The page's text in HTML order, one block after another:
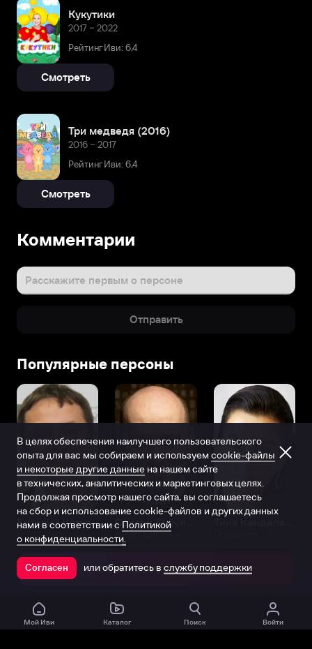
Кукутики
2017 – 2022
Рейтинг Иви: 6,4
Смотреть
Три медведя (2016)
2016 – 2017
Рейтинг Иви: 6,4
Смотреть
Комментарии
Расскажите первым о персоне
Отправить
Популярные персоны
Виталий Шляппо
Продюсер Актёр дубляжа
Открыть в приложении
Мой Иви Каталог Поиск Войти
В целях обеспечения наилучшего пользовательского
опыта для вас мы собираем и используем cookie-файлы
и некоторые другие данные на нашем сайте
в технических, аналитических и маркетинговых целях.
Продолжая просмотр нашего сайта, вы соглашаетесь
на сбор и использование cookie-файлов и других данных
нами в соответствии с Политикой
о конфиденциальности.
Согласен или обратитесь в службу поддержки